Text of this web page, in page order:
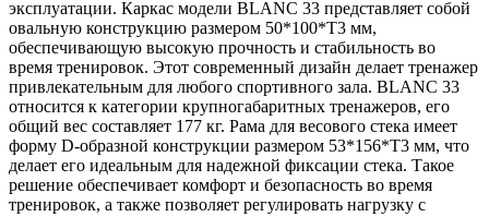
эксплуатации. Каркас модели BLANC 33 представляет собой
овальную конструкцию размером 50*100*T3 мм,
обеспечивающую высокую прочность и стабильность во
время тренировок. Этот современный дизайн делает тренажер
привлекательным для любого спортивного зала. BLANC 33
относится к категории крупногабаритных тренажеров, его
общий вес составляет 177 кг. Рама для весового стека имеет
форму D-образной конструкции размером 53*156*T3 мм, что
делает его идеальным для надежной фиксации стека. Такое
решение обеспечивает комфорт и безопасность во время
тренировок, а также позволяет регулировать нагрузку с